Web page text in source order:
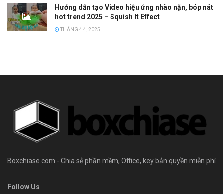
Hướng dẫn tạo Video hiệu ứng nhào nặn, bóp nát
hot trend 2025 – Squish It Effect
THÁNG 4 4, 2025
Boxchiase.com - Chia sẻ phần mềm, Office, key bản quyền miễn phí
Follow Us